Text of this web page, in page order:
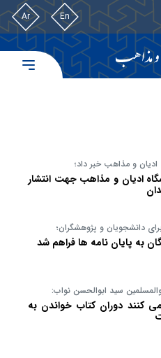
En
Ar
و مذاهب خبر داد؛
ادیان و مذاهب جهت انتشار
دانشجویان و پژوهشگران؛
به پایان نامه ها فراهم شد
سید ابوالحسن نواب:
کنند دوران کتاب خواندن به